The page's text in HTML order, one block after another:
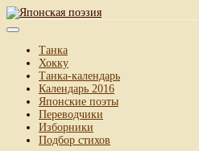
Танка
Хокку
Танка-календарь
Календарь 2016
Японские поэты
Переводчики
Изборники
Подбор стихов